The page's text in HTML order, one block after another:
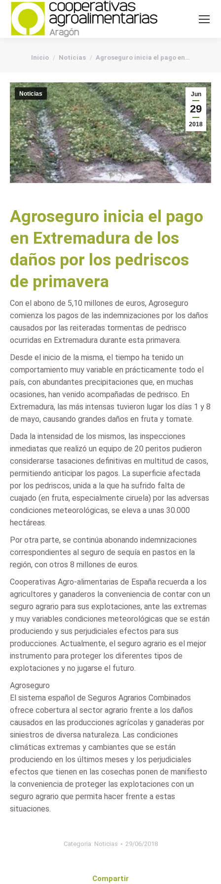
You are here:
Inicio Noticias Agroseguro inicia el pago en…
Jun
29
2018
Noticias
Agroseguro inicia el pago
en Extremadura de los
daños por los pedriscos
de primavera
Con el abono de 5,10 millones de euros, Agroseguro
comienza los pagos de las indemnizaciones por los daños
causados por las reiteradas tormentas de pedrisco
ocurridas en Extremadura durante esta primavera.
Desde el inicio de la misma, el tiempo ha tenido un
comportamiento muy variable en prácticamente todo el
país, con abundantes precipitaciones que, en muchas
ocasiones, han venido acompañadas de pedrisco. En
Extremadura, las más intensas tuvieron lugar los días 1 y 8
de mayo, causando grandes daños en fruta y tomate.
Dada la intensidad de los mismos, las inspecciones
inmediatas que realizó un equipo de 20 peritos pudieron
considerarse tasaciones definitivas en multitud de casos,
permitiendo anticipar los pagos. La superficie afectada
por los pedriscos, unida a la que ha sufrido falta de
cuajado (en fruta, especialmente ciruela) por las adversas
condiciones meteorológicas, se eleva a unas 30.000
hectáreas.
Por otra parte, se continúa abonando indemnizaciones
correspondientes al seguro de sequía en pastos en la
región, con otros 8 millones de euros.
Cooperativas Agro-alimentarias de España recuerda a los
agricultores y ganaderos la conveniencia de contar con un
seguro agrario para sus explotaciones, ante las extremas
y muy variables condiciones meteorológicas que se están
produciendo y sus perjudiciales efectos para sus
producciones. Actualmente, el seguro agrario es el mejor
instrumento para proteger los diferentes tipos de
explotaciones y no jugarse el futuro.
Agroseguro
El sistema español de Seguros Agrarios Combinados
ofrece cobertura al sector agrario frente a los daños
causados en las producciones agrícolas y ganaderas por
siniestros de diversa naturaleza. Las condiciones
climáticas extremas y cambiantes que se están
produciendo en los últimos meses y los perjudiciales
efectos que tienen en las cosechas ponen de manifiesto
la conveniencia de proteger las explotaciones con un
seguro agrario que permita hacer frente a estas
situaciones.
Categoria: Noticias 29/06/2018
Compartir